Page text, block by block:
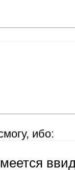
ибо: